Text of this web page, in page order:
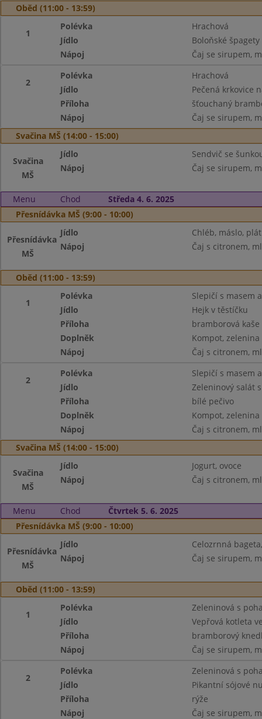
Oběd (11:00 - 13:59)
1
Polévka
Hrachová
Jídlo
Boloňské
Nápoj
Čaj se sirupem,
2
Polévka
Hrachová
Jídlo
Pečená krkovice
Příloha
šťouchaný
Nápoj
Čaj se sirupem,
Svačina MŠ (14:00 - 15:00)
Svačina
MŠ
Jídlo
Sendvič se
Nápoj
Čaj se sirupem,
Menu Chod
Středa 4. 6. 2025
Přesnídávka MŠ (9:00 - 10:00)
Přesnídávka
MŠ
Jídlo
Chléb, máslo,
Nápoj
Čaj s citronem,
Oběd (11:00 - 13:59)
1
Polévka
Slepičí s masem
Jídlo
Hejk v těstíčku
Příloha
bramborová kaše
Doplněk
Kompot, zelenina
Nápoj
Čaj s citronem,
2
Polévka
Slepičí s masem
Jídlo
Zeleninový salát
Příloha
bílé pečivo
Doplněk
Kompot, zelenina
Nápoj
Čaj s citronem,
Svačina MŠ (14:00 - 15:00)
Svačina
MŠ
Jídlo
Jogurt, ovoce
Nápoj
Čaj s citronem,
Menu Chod
Čtvrtek 5. 6. 2025
Přesnídávka MŠ (9:00 - 10:00)
Přesnídávka
MŠ
Jídlo
Celozrnná
Nápoj
Čaj se sirupem,
Oběd (11:00 - 13:59)
1
Polévka
Zeleninová s
Jídlo
Vepřová kotleta
Příloha
bramborový
Nápoj
Čaj se sirupem,
2
Polévka
Zeleninová s
Jídlo
Pikantní sójové
Příloha
rýže
Nápoj
Čaj se sirupem,